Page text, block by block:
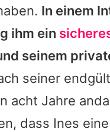
In einem
ihm ein
seinem
seiner
acht Jahre
dass Ines